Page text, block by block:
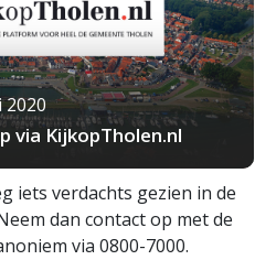
2020
via KijkopTholen.nl
iets verdachts gezien in de
dan contact op met de
via 0800-7000.